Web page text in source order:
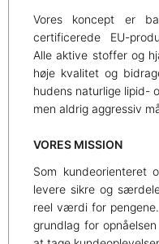
Vores koncept er
certificerede EU-
Alle aktive stoffer og
høje kvalitet og
hudens naturlige lipid-
men aldrig aggressiv
VORES MISSION
Som kundeorienteret
levere sikre og
reel værdi for
grundlag for